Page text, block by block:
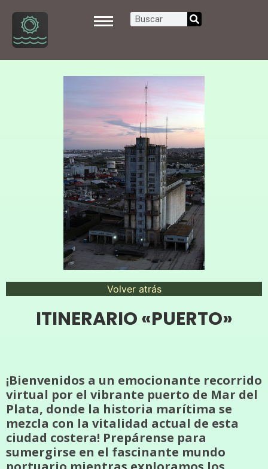
Volver atrás
ITINERARIO «PUERTO»
¡Bienvenidos a un emocionante recorrido
virtual por el vibrante puerto de Mar del
Plata, donde la historia marítima se
mezcla con la vitalidad actual de esta
ciudad costera! Prepárense para
sumergirse en el fascinante mundo